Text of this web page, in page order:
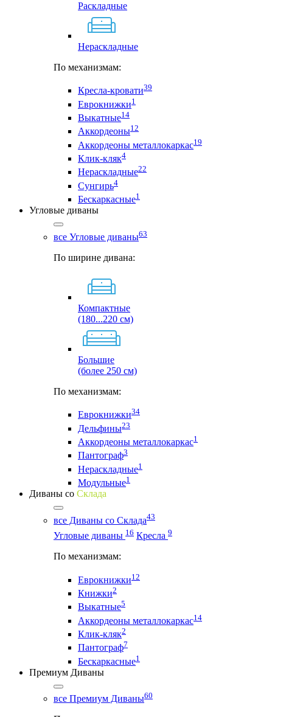
Раскладные
Нераскладные
По механизмам:
Кресла-кровати39
Еврокнижки1
Выкатные14
Аккордеоны12
Аккордеоны металлокаркас19
Клик-кляк4
Нераскладные22
Сунгирь4
Бескаркасные1
Угловые диваны
все Угловые диваны63
По ширине дивана:
Компактные
(180...220 см)
Большие
(более 250 см)
По механизмам:
Еврокнижки34
Дельфины23
Аккордеоны металлокаркас1
Пантограф3
Нераскладные1
Модульные1
Диваны со Склада
все Диваны со Склада43
Угловые диваны 16 Кресла 9
По механизмам:
Еврокнижки12
Книжки2
Выкатные5
Аккордеоны металлокаркас14
Клик-кляк2
Пантограф7
Бескаркасные1
Премиум Диваны
все Премиум Диваны60